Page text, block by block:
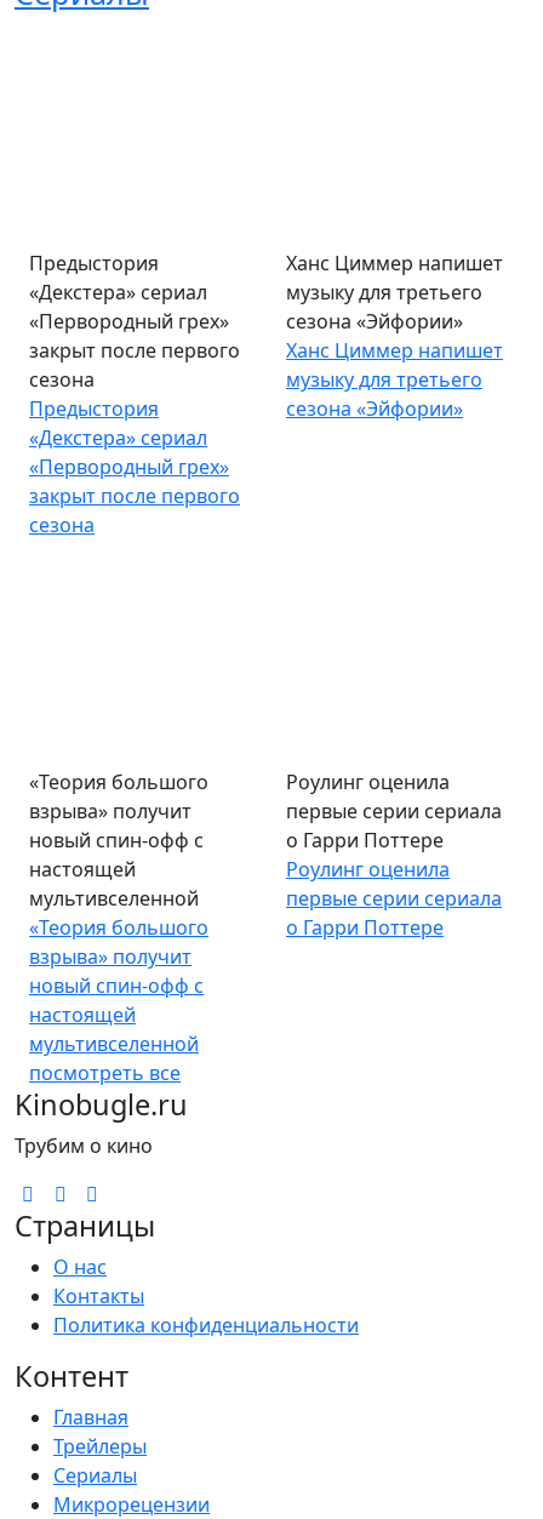
Предыстория
«Декстера» сериал
«Первородный грех»
закрыт после первого
сезона
Предыстория
«Декстера» сериал
«Первородный грех»
закрыт после первого
сезона
Ханс Циммер напишет
музыку для третьего
сезона «Эйфории»
Ханс Циммер напишет
музыку для третьего
сезона «Эйфории»
«Теория большого
взрыва» получит
новый спин-офф с
настоящей
мультивселенной
«Теория большого
взрыва» получит
новый спин-офф с
настоящей
мультивселенной
Роулинг оценила
первые серии сериала
о Гарри Поттере
Роулинг оценила
первые серии сериала
о Гарри Поттере
посмотреть все
Kinobugle.ru
Трубим о кино
Страницы
О нас
Контакты
Политика конфиденциальности
Контент
Главная
Трейлеры
Сериалы
Микрорецензии